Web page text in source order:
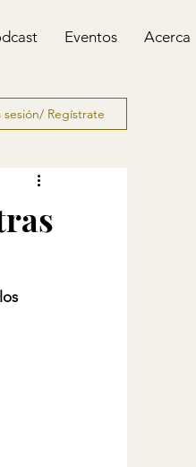
Eventos Acerca
sesión/ Regístrate